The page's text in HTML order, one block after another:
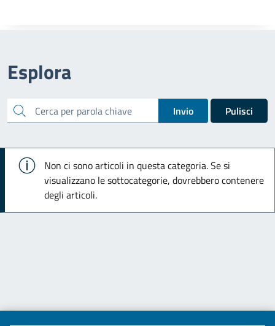
Esplora
cerca Invio Pulisci
Info
Non ci sono articoli in questa categoria. Se si
visualizzano le sottocategorie, dovrebbero contenere
degli articoli.